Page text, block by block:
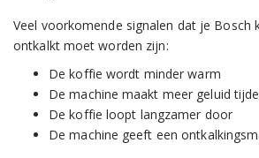
Veel voorkomende signalen dat je Bosch
ontkalkt moet worden zijn:
De koffie wordt minder warm
De machine maakt meer geluid
De koffie loopt langzamer door
De machine geeft een